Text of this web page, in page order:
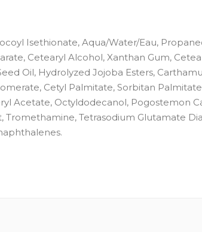
Isethionate, Aqua/Water/Eau,
Cetearyl Alcohol, Xanthan Gum,
Oil, Hydrolyzed Jojoba Esters,
Cetyl Palmitate, Sorbitan
Acetate, Octyldodecanol, Pogostemon
Tetrasodium Glutamate